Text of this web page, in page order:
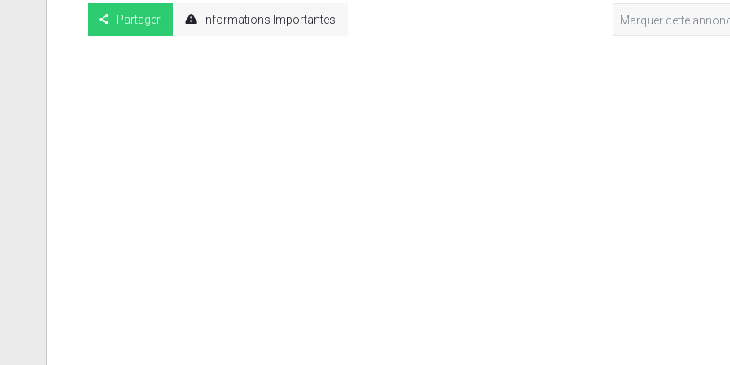
Partager Informations Importantes